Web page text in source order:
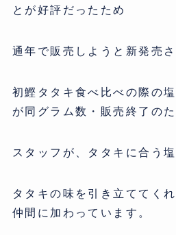
とが好評だったため
通年で販売しようと新発売
初鰹タタキ食べ比べの際の
が同グラム数・販売終了のた
スタッフが、タタキに合う
タタキの味を引き立ててく
仲間に加わっています。